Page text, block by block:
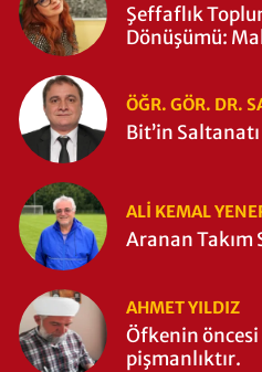
Şeffaflık
Dönüşümü:
ÖĞR. GÖR. DR.
Bit’in Saltanatı
ALI KEMAL
Aranan Takım
AHMET YILDIZ
Öfkenin
pişmanlıktır.